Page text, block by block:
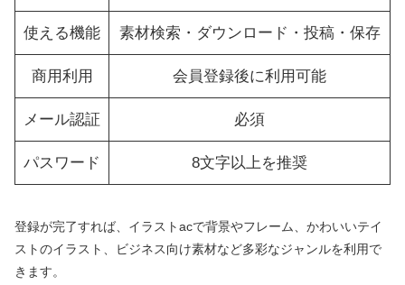
使える機能 素材検索・ダウンロード・投稿・保存
商用利用 会員登録後に利用可能
メール認証 必須
パスワード 8文字以上を推奨
登録が完了すれば、イラストacで背景やフレーム、かわいいテイ
ストのイラスト、ビジネス向け素材など多彩なジャンルを利用で
きます。